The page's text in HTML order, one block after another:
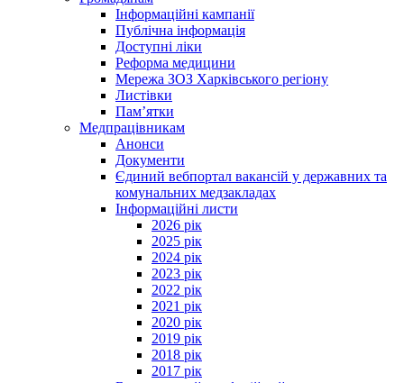
Інформаційні кампанії
Публічна інформація
Доступні ліки
Реформа медицини
Мережа ЗОЗ Харківського регіону
Листівки
Пам’ятки
Медпрацівникам
Анонси
Документи
Єдиний вебпортал вакансій у державних та
комунальних медзакладах
Інформаційні листи
2026 рік
2025 рік
2024 рік
2023 рік
2022 рік
2021 рік
2020 рік
2019 рік
2018 рік
2017 рік